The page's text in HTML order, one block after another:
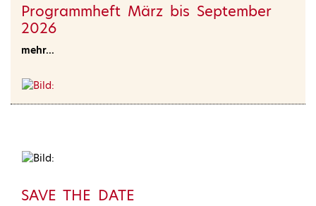
Programmheft März bis September
2026
mehr...
SAVE THE DATE